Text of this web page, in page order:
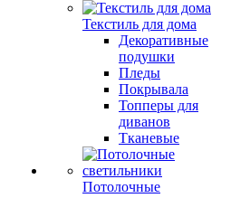
Текстиль для дома
Декоративные
подушки
Пледы
Покрывала
Топперы для
диванов
Тканевые
Потолочные